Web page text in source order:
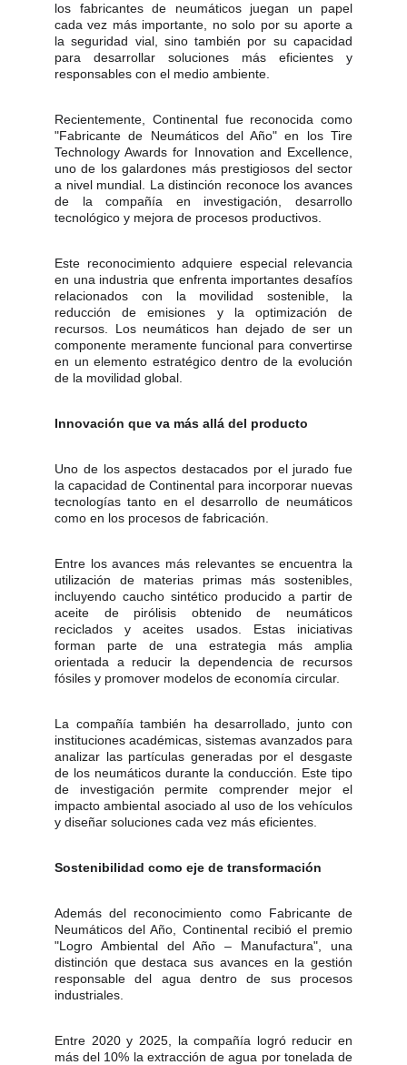
los fabricantes de neumáticos juegan un papel
cada vez más importante, no solo por su aporte a
la seguridad vial, sino también por su capacidad
para desarrollar soluciones más eficientes y
responsables con el medio ambiente.
Recientemente, Continental fue reconocida como
"Fabricante de Neumáticos del Año" en los Tire
Technology Awards for Innovation and Excellence,
uno de los galardones más prestigiosos del sector
a nivel mundial. La distinción reconoce los avances
de la compañía en investigación, desarrollo
tecnológico y mejora de procesos productivos.
Este reconocimiento adquiere especial relevancia
en una industria que enfrenta importantes desafíos
relacionados con la movilidad sostenible, la
reducción de emisiones y la optimización de
recursos. Los neumáticos han dejado de ser un
componente meramente funcional para convertirse
en un elemento estratégico dentro de la evolución
de la movilidad global.
Innovación que va más allá del producto
Uno de los aspectos destacados por el jurado fue
la capacidad de Continental para incorporar nuevas
tecnologías tanto en el desarrollo de neumáticos
como en los procesos de fabricación.
Entre los avances más relevantes se encuentra la
utilización de materias primas más sostenibles,
incluyendo caucho sintético producido a partir de
aceite de pirólisis obtenido de neumáticos
reciclados y aceites usados. Estas iniciativas
forman parte de una estrategia más amplia
orientada a reducir la dependencia de recursos
fósiles y promover modelos de economía circular.
La compañía también ha desarrollado, junto con
instituciones académicas, sistemas avanzados para
analizar las partículas generadas por el desgaste
de los neumáticos durante la conducción. Este tipo
de investigación permite comprender mejor el
impacto ambiental asociado al uso de los vehículos
y diseñar soluciones cada vez más eficientes.
Sostenibilidad como eje de transformación
Además del reconocimiento como Fabricante de
Neumáticos del Año, Continental recibió el premio
"Logro Ambiental del Año – Manufactura", una
distinción que destaca sus avances en la gestión
responsable del agua dentro de sus procesos
industriales.
Entre 2020 y 2025, la compañía logró reducir en
más del 10% la extracción de agua por tonelada de